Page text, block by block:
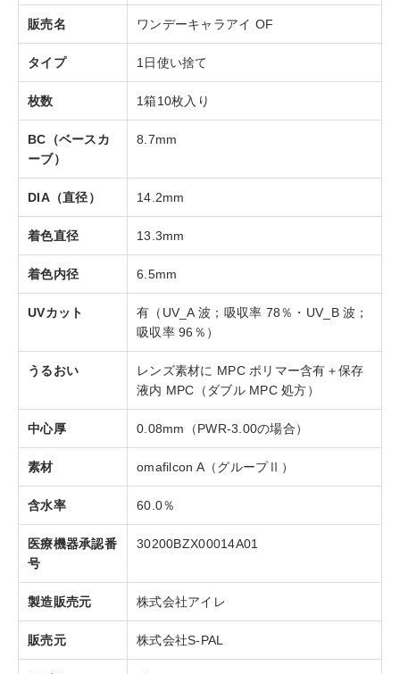
販売名 ワンデーキャラアイ OF
タイプ 1日使い捨て
枚数 1箱10枚入り
BC（ベースカ
ーブ）
8.7mm
DIA（直径） 14.2mm
着色直径 13.3mm
着色内径 6.5mm
UVカット
有（UV_A 波；吸収率 78％・UV_B 波；
吸収率 96％）
うるおい
レンズ素材に MPC ポリマー含有＋保存
液内 MPC（ダブル MPC 処方）
中心厚 0.08mm（PWR-3.00の場合）
素材 omafilcon A（グループⅡ）
含水率 60.0％
医療機器承認番
号
30200BZX00014A01
製造販売元 株式会社アイレ
販売元 株式会社S-PAL